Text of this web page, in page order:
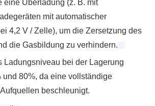
eine Überladung (z. B. mit
mit automatischer
4,2 V / Zelle), um die Zersetzung des
die Gasbildung zu verhindern.
Ladungsniveau bei der Lagerung
und 80%, da eine vollständige
beschleunigt.